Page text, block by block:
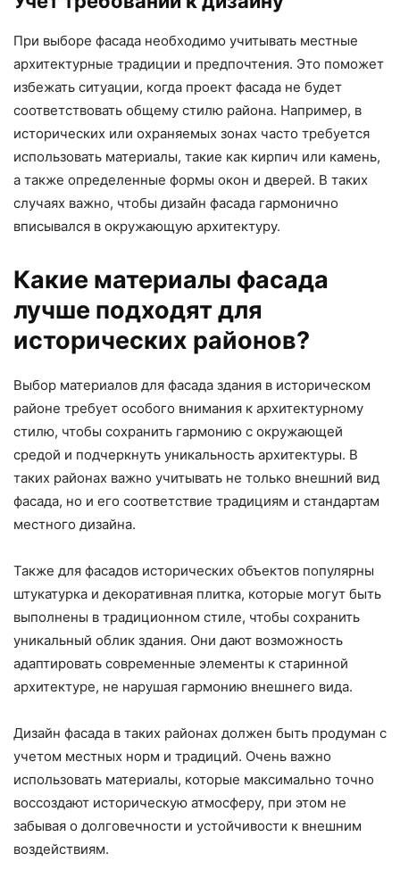
При выборе фасада необходимо учитывать местные
архитектурные традиции и предпочтения. Это поможет
избежать ситуации, когда проект фасада не будет
соответствовать общему стилю района. Например, в
исторических или охраняемых зонах часто требуется
использовать материалы, такие как кирпич или камень,
а также определенные формы окон и дверей. В таких
случаях важно, чтобы дизайн фасада гармонично
вписывался в окружающую архитектуру.
Какие материалы фасада
лучше подходят для
исторических районов?
Выбор материалов для фасада здания в историческом
районе требует особого внимания к архитектурному
стилю, чтобы сохранить гармонию с окружающей
средой и подчеркнуть уникальность архитектуры. В
таких районах важно учитывать не только внешний вид
фасада, но и его соответствие традициям и стандартам
местного дизайна.
Также для фасадов исторических объектов популярны
штукатурка и декоративная плитка, которые могут быть
выполнены в традиционном стиле, чтобы сохранить
уникальный облик здания. Они дают возможность
адаптировать современные элементы к старинной
архитектуре, не нарушая гармонию внешнего вида.
Дизайн фасада в таких районах должен быть продуман с
учетом местных норм и традиций. Очень важно
использовать материалы, которые максимально точно
воссоздают историческую атмосферу, при этом не
забывая о долговечности и устойчивости к внешним
воздействиям.